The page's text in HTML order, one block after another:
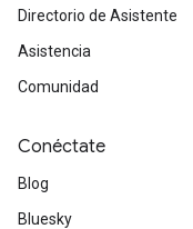
Directorio de Asistente
Asistencia
Comunidad
Conéctate
Blog
Bluesky